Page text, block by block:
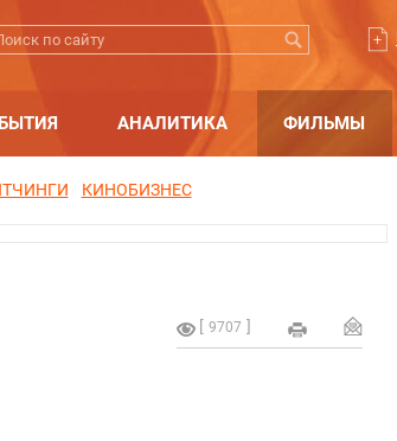
АНАЛИТИКА ФИЛЬМЫ
КИНОБИЗНЕС
9707